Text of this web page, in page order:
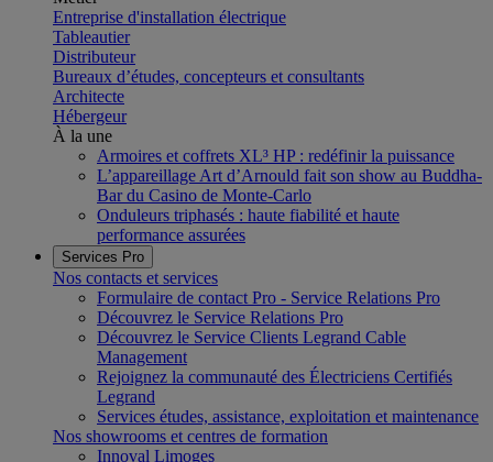
Entreprise d'installation électrique
Tableautier
Distributeur
Bureaux d’études, concepteurs et consultants
Architecte
Hébergeur
À la une
Armoires et coffrets XL³ HP : redéfinir la puissance
L’appareillage Art d’Arnould fait son show au Buddha-
Bar du Casino de Monte-Carlo
Onduleurs triphasés : haute fiabilité et haute
performance assurées
Services Pro
Nos contacts et services
Formulaire de contact Pro - Service Relations Pro
Découvrez le Service Relations Pro
Découvrez le Service Clients Legrand Cable
Management
Rejoignez la communauté des Électriciens Certifiés
Legrand
Services études, assistance, exploitation et maintenance
Nos showrooms et centres de formation
Innoval Limoges